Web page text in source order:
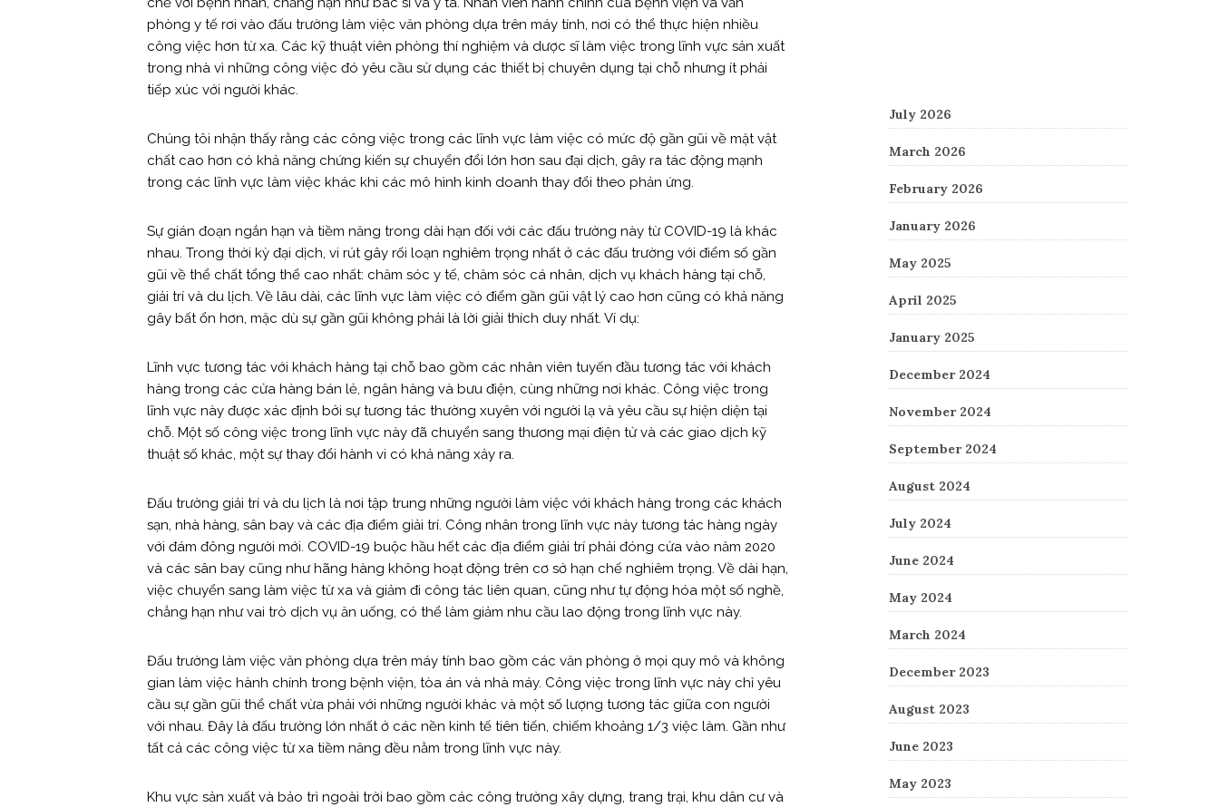
phòng y tế rơi vào đấu trường làm việc văn phòng dựa trên máy tính, nơi có thể thực hiện nhiều
công việc hơn từ xa. Các kỹ thuật viên phòng thí nghiệm và dược sĩ làm việc trong lĩnh vực sản xuất
trong nhà vì những công việc đó yêu cầu sử dụng các thiết bị chuyên dụng tại chỗ nhưng ít phải
tiếp xúc với người khác.
Chúng tôi nhận thấy rằng các công việc trong các lĩnh vực làm việc có mức độ gần gũi về mặt vật
chất cao hơn có khả năng chứng kiến sự chuyển đổi lớn hơn sau đại dịch, gây ra tác động mạnh
trong các lĩnh vực làm việc khác khi các mô hình kinh doanh thay đổi theo phản ứng.
Sự gián đoạn ngắn hạn và tiềm năng trong dài hạn đối với các đấu trường này từ COVID-19 là khác
nhau. Trong thời kỳ đại dịch, vi rút gây rối loạn nghiêm trọng nhất ở các đấu trường với điểm số gần
gũi về thể chất tổng thể cao nhất: chăm sóc y tế, chăm sóc cá nhân, dịch vụ khách hàng tại chỗ,
giải trí và du lịch. Về lâu dài, các lĩnh vực làm việc có điểm gần gũi vật lý cao hơn cũng có khả năng
gây bất ổn hơn, mặc dù sự gần gũi không phải là lời giải thích duy nhất. Ví dụ:
Lĩnh vực tương tác với khách hàng tại chỗ bao gồm các nhân viên tuyến đầu tương tác với khách
hàng trong các cửa hàng bán lẻ, ngân hàng và bưu điện, cùng những nơi khác. Công việc trong
lĩnh vực này được xác định bởi sự tương tác thường xuyên với người lạ và yêu cầu sự hiện diện tại
chỗ. Một số công việc trong lĩnh vực này đã chuyển sang thương mại điện tử và các giao dịch kỹ
thuật số khác, một sự thay đổi hành vi có khả năng xảy ra.
Đấu trường giải trí và du lịch là nơi tập trung những người làm việc với khách hàng trong các khách
sạn, nhà hàng, sân bay và các địa điểm giải trí. Công nhân trong lĩnh vực này tương tác hàng ngày
với đám đông người mới. COVID-19 buộc hầu hết các địa điểm giải trí phải đóng cửa vào năm 2020
và các sân bay cũng như hãng hàng không hoạt động trên cơ sở hạn chế nghiêm trọng. Về dài hạn,
việc chuyển sang làm việc từ xa và giảm đi công tác liên quan, cũng như tự động hóa một số nghề,
chẳng hạn như vai trò dịch vụ ăn uống, có thể làm giảm nhu cầu lao động trong lĩnh vực này.
Đấu trường làm việc văn phòng dựa trên máy tính bao gồm các văn phòng ở mọi quy mô và không
gian làm việc hành chính trong bệnh viện, tòa án và nhà máy. Công việc trong lĩnh vực này chỉ yêu
cầu sự gần gũi thể chất vừa phải với những người khác và một số lượng tương tác giữa con người
với nhau. Đây là đấu trường lớn nhất ở các nền kinh tế tiên tiến, chiếm khoảng 1/3 việc làm. Gần như
tất cả các công việc từ xa tiềm năng đều nằm trong lĩnh vực này.
Khu vực sản xuất và bảo trì ngoài trời bao gồm các công trường xây dựng, trang trại, khu dân cư và
July 2026
March 2026
February 2026
January 2026
May 2025
April 2025
January 2025
December 2024
November 2024
September 2024
August 2024
July 2024
June 2024
May 2024
March 2024
December 2023
August 2023
June 2023
May 2023